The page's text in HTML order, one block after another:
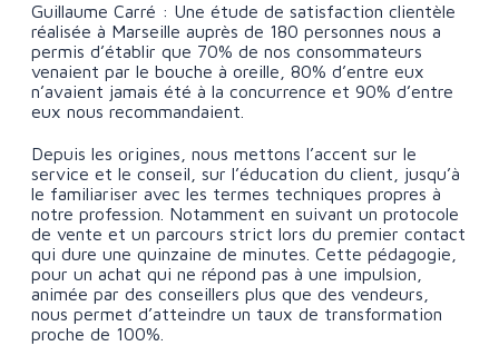
Guillaume Carré : Une étude de satisfaction clientèle
réalisée à Marseille auprès de 180 personnes nous a
permis d’établir que 70% de nos consommateurs
venaient par le bouche à oreille, 80% d’entre eux
n’avaient jamais été à la concurrence et 90% d’entre
eux nous recommandaient.
Depuis les origines, nous mettons l’accent sur le
service et le conseil, sur l’éducation du client, jusqu’à
le familiariser avec les termes techniques propres à
notre profession. Notamment en suivant un protocole
de vente et un parcours strict lors du premier contact
qui dure une quinzaine de minutes. Cette pédagogie,
pour un achat qui ne répond pas à une impulsion,
animée par des conseillers plus que des vendeurs,
nous permet d’atteindre un taux de transformation
proche de 100%.